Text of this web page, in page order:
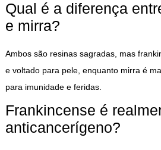
Qual é a diferença
e mirra?
Ambos são resinas sagradas, mas
e voltado para pele, enquanto mirra é
para imunidade e feridas.
Frankincense é
anticancerígeno?